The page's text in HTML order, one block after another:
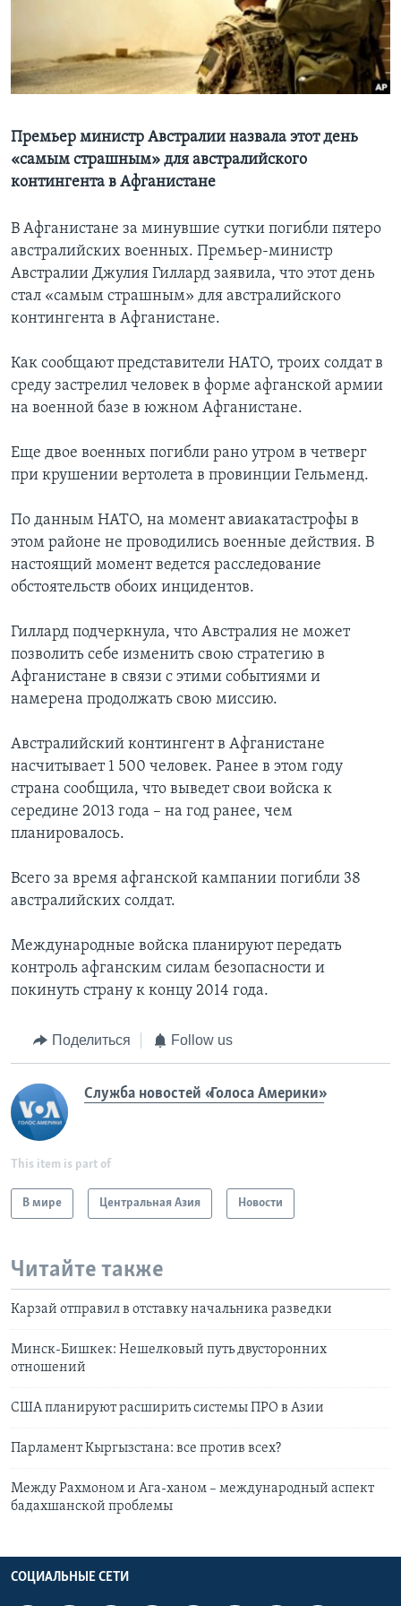
СОЦИАЛЬНЫЕ СЕТИ
Языки
Премьер министр Австралии назвала этот день
«самым страшным» для австралийского
контингента в Афганистане
В Афганистане за минувшие сутки погибли пятеро
австралийских военных. Премьер-министр
Австралии Джулия Гиллард заявила, что этот день
стал «самым страшным» для австралийского
контингента в Афганистане.
Как сообщают представители НАТО, троих солдат в
среду застрелил человек в форме афганской армии
на военной базе в южном Афганистане.
Еще двое военных погибли рано утром в четверг
при крушении вертолета в провинции Гельменд.
По данным НАТО, на момент авиакатастрофы в
этом районе не проводились военные действия. В
настоящий момент ведется расследование
обстоятельств обоих инцидентов.
Гиллард подчеркнула, что Австралия не может
позволить себе изменить свою стратегию в
Афганистане в связи с этими событиями и
намерена продолжать свою миссию.
Австралийский контингент в Афганистане
насчитывает 1 500 человек. Ранее в этом году
страна сообщила, что выведет свои войска к
середине 2013 года – на год ранее, чем
планировалось.
Всего за время афганской кампании погибли 38
австралийских солдат.
Международные войска планируют передать
контроль афганским силам безопасности и
покинуть страну к концу 2014 года.
Поделиться Follow us
Служба новостей «Голоса Америки»
This item is part of
В мире Центральная Азия Новости
Читайте также
Карзай отправил в отставку начальника разведки
Минск-Бишкек: Нешелковый путь двусторонних
отношений
США планируют расширить системы ПРО в Азии
Парламент Кыргызстана: все против всех?
Между Рахмоном и Ага-ханом – международный аспект
бадахшанской проблемы
СОЦИАЛЬНЫЕ СЕТИ